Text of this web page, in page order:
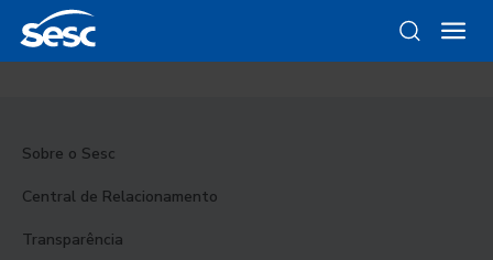
Sobre o Sesc
Central de Relacionamento
Transparência